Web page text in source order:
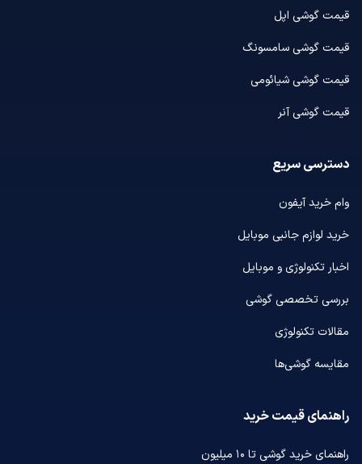
قیمت گوشی اپل
قیمت گوشی سامسونگ
قیمت گوشی شیائومی
قیمت گوشی آنر
دسترسی سریع
وام خرید آیفون
خرید لوازم جانبی موبایل
اخبار تکنولوژی و موبایل
بررسی تخصصی گوشی
مقالات تکنولوژی
مقایسه گوشی‌ها
راهنمای قیمت خرید
راهنمای خرید گوشی تا ۱۰ میلیون